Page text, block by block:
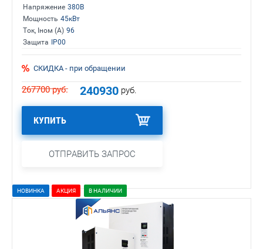
Напряжение 380В
Мощность 45кВт
Ток, Iном (А) 96
Защита IP00
СКИДКА - при обращении
267700руб. 240930 руб.
КУПИТЬ
ОТПРАВИТЬ ЗАПРОС
НОВИНКА АКЦИЯ В НАЛИЧИИ